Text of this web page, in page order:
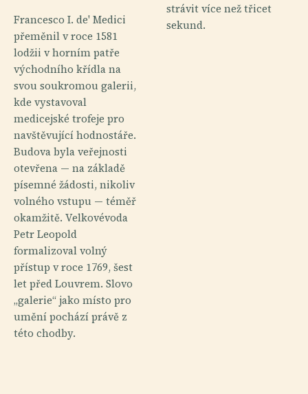
Francesco I. de' Medici
přeměnil v roce 1581
lodžii v horním patře
východního křídla na
svou soukromou galerii,
kde vystavoval
medicejské trofeje pro
navštěvující hodnostáře.
Budova byla veřejnosti
otevřena — na základě
písemné žádosti, nikoliv
volného vstupu — téměř
okamžitě. Velkovévoda
Petr Leopold
formalizoval volný
přístup v roce 1769, šest
let před Louvrem. Slovo
„galerie“ jako místo pro
umění pochází právě z
této chodby.
strávit více než třicet
sekund.